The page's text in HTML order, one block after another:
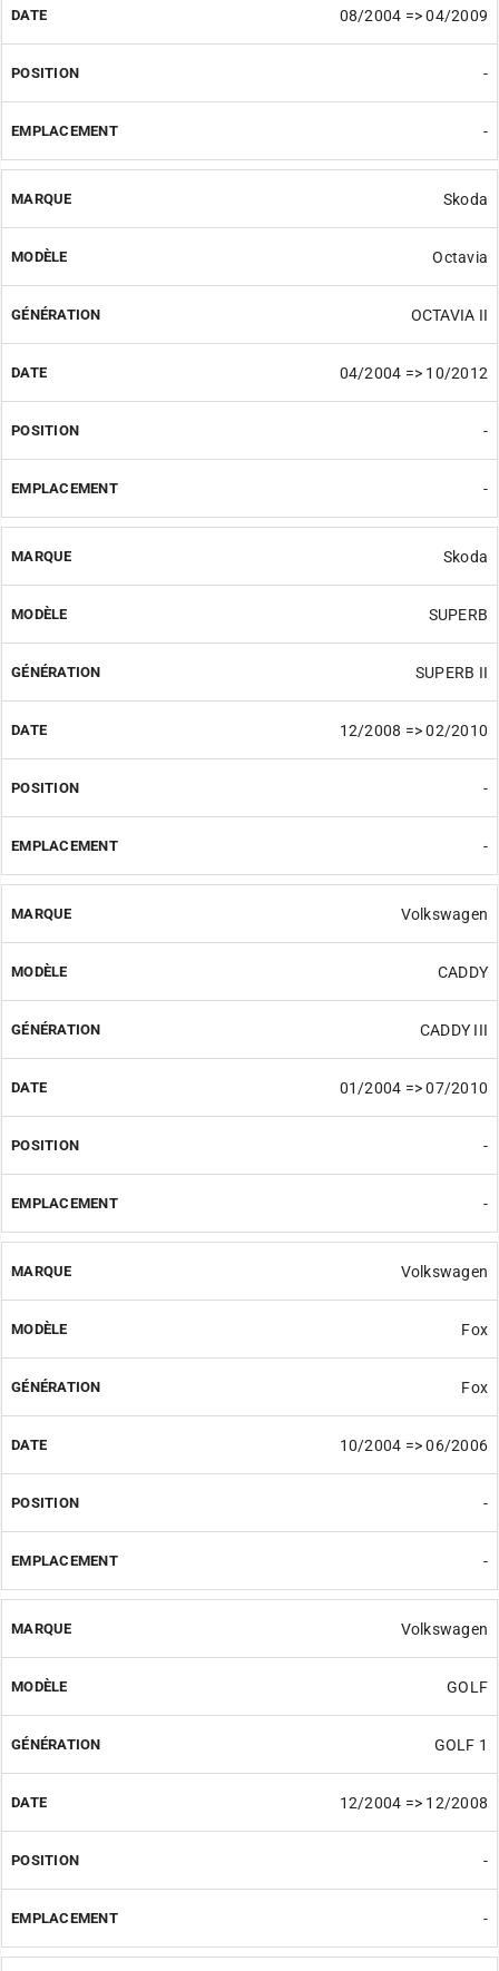
08/2004 => 04/2009
-
-
Skoda
Octavia
OCTAVIA II
04/2004 => 10/2012
-
-
Skoda
SUPERB
SUPERB II
12/2008 => 02/2010
-
-
Volkswagen
CADDY
CADDY III
01/2004 => 07/2010
-
-
Volkswagen
Fox
Fox
10/2004 => 06/2006
-
-
Volkswagen
GOLF
GOLF 1
12/2004 => 12/2008
-
-